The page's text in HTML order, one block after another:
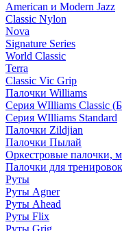
American и Modern Jazz
Classic Nylon
Nova
Signature Series
World Classic
Terra
Classic Vic Grip
Палочки Williams
Серия WIlliams Classic
Серия WIlliams Standard
Палочки Zildjian
Палочки Пылай
Оркестровые палочки,
Палочки для тренировок
Руты
Руты Agner
Руты Ahead
Руты Flix
Руты Grig